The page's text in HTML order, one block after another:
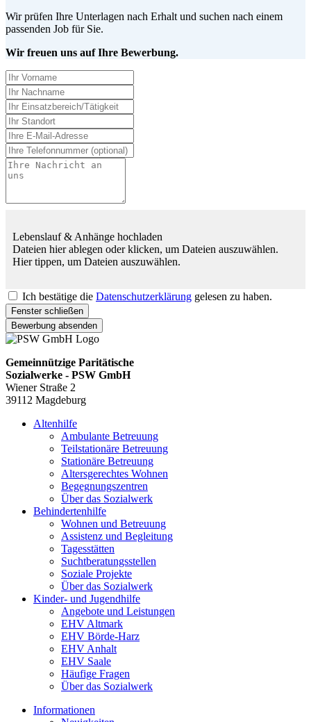
Wir prüfen Ihre Unterlagen nach Erhalt und suchen nach einem
passenden Job für Sie.
Wir freuen uns auf Ihre Bewerbung.
Lebenslauf & Anhänge hochladen
Dateien hier ablegen oder klicken, um Dateien auszuwählen.
Hier tippen, um Dateien auszuwählen.
Ich bestätige die Datenschutzerklärung gelesen zu haben.
Fenster schließen
Bewerbung absenden
Gemeinnützige Paritätische
Sozialwerke - PSW GmbH
Wiener Straße 2
39112 Magdeburg
Altenhilfe
Ambulante Betreuung
Teilstationäre Betreuung
Stationäre Betreuung
Altersgerechtes Wohnen
Begegnungszentren
Über das Sozialwerk
Behindertenhilfe
Wohnen und Betreuung
Assistenz und Begleitung
Tagesstätten
Suchtberatungsstellen
Soziale Projekte
Über das Sozialwerk
Kinder- und Jugendhilfe
Angebote und Leistungen
EHV Altmark
EHV Börde-Harz
EHV Anhalt
EHV Saale
Häufige Fragen
Über das Sozialwerk
Informationen